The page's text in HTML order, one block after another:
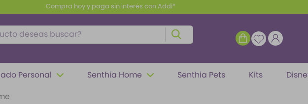
Compra hoy y paga sin interés con Addi*
deseas buscar? ENTRAR
Personal Senthia Home Senthia Pets Kits